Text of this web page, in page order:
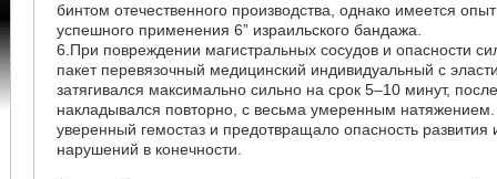
бинтом отечественного производства, однако имеется
успешного применения 6” израильского бандажа.
6.При повреждении магистральных сосудов и опасности
пакет перевязочный медицинский индивидуальный с
затягивался максимально сильно на срок 5–10 минут,
накладывался повторно, с весьма умеренным
уверенный гемостаз и предотвращало опасность развития
нарушений в конечности.